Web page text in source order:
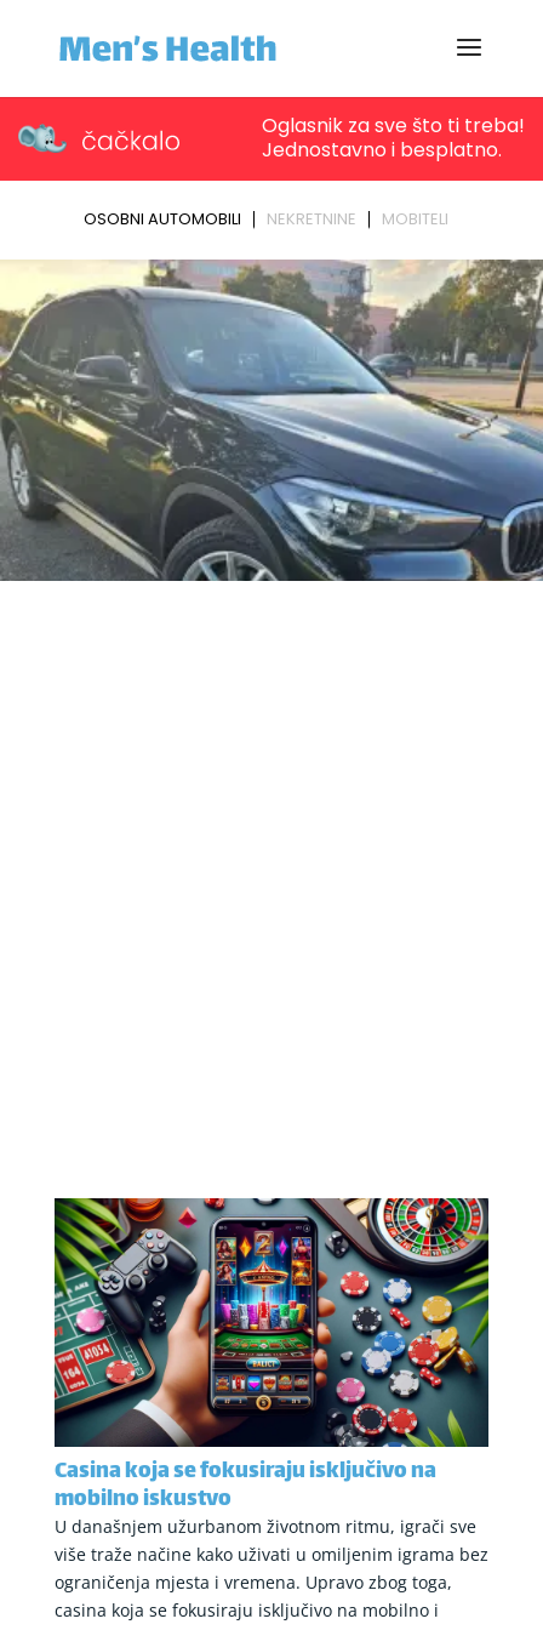
Casina koja se fokusiraju isključivo na
mobilno iskustvo
U današnjem užurbanom životnom ritmu, igrači sve
više traže načine kako uživati u omiljenim igrama bez
ograničenja mjesta i vremena. Upravo zbog toga,
casina koja se fokusiraju isključivo na mobilno i